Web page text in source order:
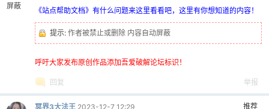
屏蔽
《站点帮助文档》有什么问题来这里看看吧，这里有你想知道的内容！
提示: 作者被禁止或删除 内容自动屏蔽
呼吁大家发布原创作品添加吾爱破解论坛标识！
回复 举报
推荐
冥界3大法王 2023-12-7 12:29